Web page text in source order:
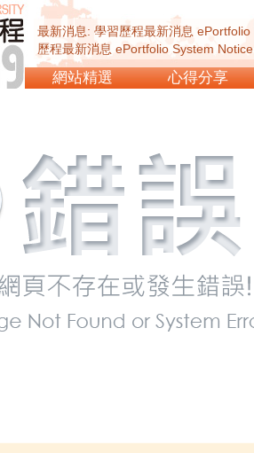
最新消息: 學習歷程最新消息
歷程最新消息 ePortfolio System
ePortfolio System Notice...
網站精選 心得分享